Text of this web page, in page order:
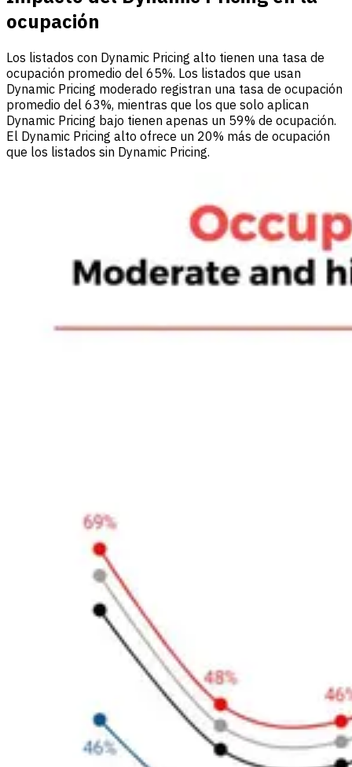
ocupación
Los listados con Dynamic Pricing alto tienen una tasa de
ocupación promedio del 65%. Los listados que usan
Dynamic Pricing moderado registran una tasa de ocupación
promedio del 63%, mientras que los que solo aplican
Dynamic Pricing bajo tienen apenas un 59% de ocupación.
El Dynamic Pricing alto ofrece un 20% más de ocupación
que los listados sin Dynamic Pricing.